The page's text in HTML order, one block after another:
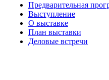
Предварительная
Выступление
О выставке
План выставки
Деловые встречи